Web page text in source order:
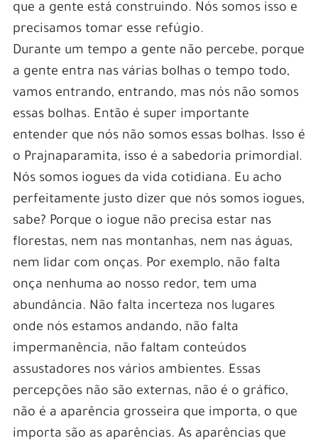
que a gente está construindo. Nós somos isso e
precisamos tomar esse refúgio.
Durante um tempo a gente não percebe, porque
a gente entra nas várias bolhas o tempo todo,
vamos entrando, entrando, mas nós não somos
essas bolhas. Então é super importante
entender que nós não somos essas bolhas. Isso é
o Prajnaparamita, isso é a sabedoria primordial.
Nós somos iogues da vida cotidiana. Eu acho
perfeitamente justo dizer que nós somos iogues,
sabe? Porque o iogue não precisa estar nas
florestas, nem nas montanhas, nem nas águas,
nem lidar com onças. Por exemplo, não falta
onça nenhuma ao nosso redor, tem uma
abundância. Não falta incerteza nos lugares
onde nós estamos andando, não falta
impermanência, não faltam conteúdos
assustadores nos vários ambientes. Essas
percepções não são externas, não é o gráfico,
não é a aparência grosseira que importa, o que
importa são as aparências. As aparências que